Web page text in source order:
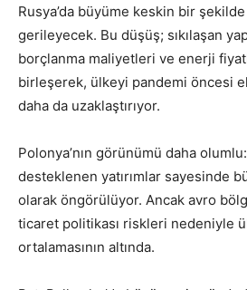
Rusya’da büyüme keskin bir şekilde
gerileyecek. Bu düşüş; sıkılaşan
borçlanma maliyetleri ve enerji
birleşerek, ülkeyi pandemi öncesi
daha da uzaklaştırıyor.
Polonya’nın görünümü daha
desteklenen yatırımlar sayesinde
olarak öngörülüyor. Ancak avro
ticaret politikası riskleri nedeniyle
ortalamasının altında.